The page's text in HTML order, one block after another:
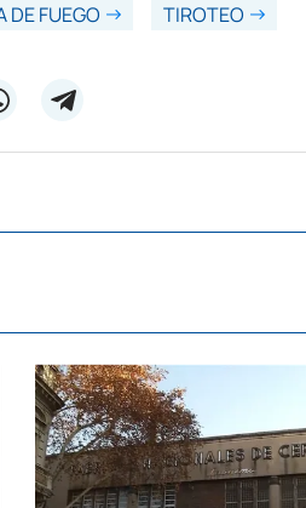
DE FUEGO TIROTEO